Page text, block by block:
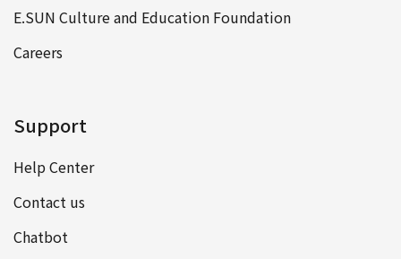
E.SUN Culture and Education Foundation
Careers
Support
Help Center
Contact us
Chatbot